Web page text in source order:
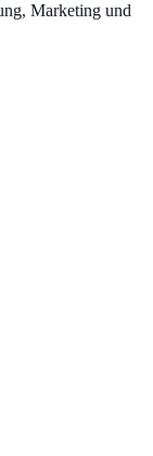
Marketing und